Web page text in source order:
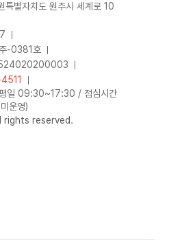
별자치도 원주시 세계로 10
-0381호
09:30~17:30 / 점심시간
운영)
rights reserved.